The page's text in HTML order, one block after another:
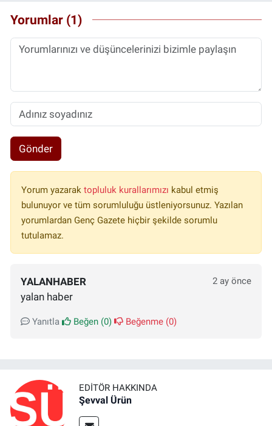
Yorumlar (1)
Gönder
Yorum yazarak topluluk kurallarımızı kabul etmiş
bulunuyor ve tüm sorumluluğu üstleniyorsunuz. Yazılan
yorumlardan Genç Gazete hiçbir şekilde sorumlu
tutulamaz.
YALANHABER 2 ay önce
yalan haber
Yanıtla Beğen (0) Beğenme (0)
EDITÖR HAKKINDA
Şevval Ürün